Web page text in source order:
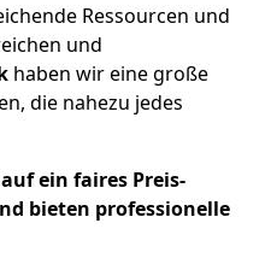
Ressourcen und
und
haben wir eine große
die nahezu jedes
ein faires Preis-
bieten professionelle